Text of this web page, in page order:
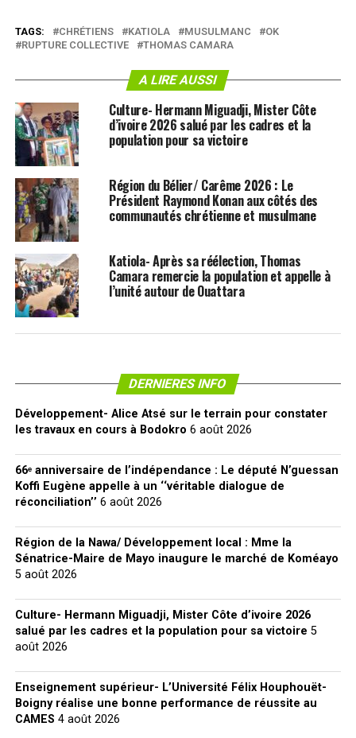
TAGS: CHRÉTIENS KATIOLA MUSULMANC
OK
RUPTURE COLLECTIVE
THOMAS CAMARA
A LIRE AUSSI
Culture- Hermann Miguadji, Mister Côte
d’ivoire 2026 salué par les cadres et la
population pour sa victoire
Région du Bélier/ Carême 2026 : Le
Président Raymond Konan aux côtés des
communautés chrétienne et musulmane
Katiola- Après sa réélection, Thomas
Camara remercie la population et appelle à
l’unité autour de Ouattara
DERNIERES INFO
Développement- Alice Atsé sur le terrain pour constater
les travaux en cours à Bodokro 6 août 2026
66ᵉ anniversaire de l’indépendance : Le député N’guessan
Koffi Eugène appelle à un ‘‘véritable dialogue de
réconciliation’’ 6 août 2026
Région de la Nawa/ Développement local : Mme la
Sénatrice-Maire de Mayo inaugure le marché de Koméayo
5 août 2026
Culture- Hermann Miguadji, Mister Côte d’ivoire 2026
salué par les cadres et la population pour sa victoire 5
août 2026
Enseignement supérieur- L’Université Félix Houphouët-
Boigny réalise une bonne performance de réussite au
CAMES 4 août 2026